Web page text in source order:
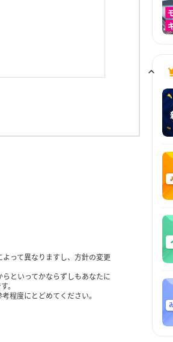
って異なりますし、方針の変更
といってかならずしもあなたに
。
程度にとどめてください。